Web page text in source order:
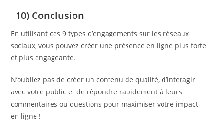
10) Conclusion
En utilisant ces 9 types d’engagements sur les réseaux
sociaux, vous pouvez créer une présence en ligne plus forte
et plus engageante.
N’oubliez pas de créer un contenu de qualité, d’interagir
avec votre public et de répondre rapidement à leurs
commentaires ou questions pour maximiser votre impact
en ligne !